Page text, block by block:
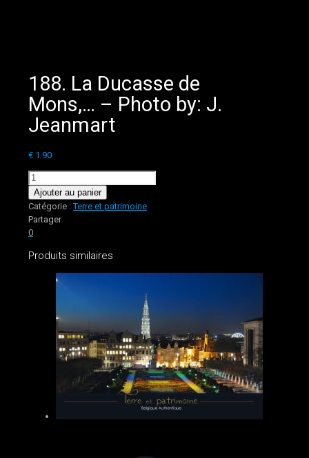
188. La Ducasse de
Mons,… – Photo by: J.
Jeanmart
€ 1.90
quantité
de
188.
La
Ducasse
Mons,...
Jeanmart
Ajouter au panier
Catégorie :Terre et patrimoine
Partager
0
Produits similaires